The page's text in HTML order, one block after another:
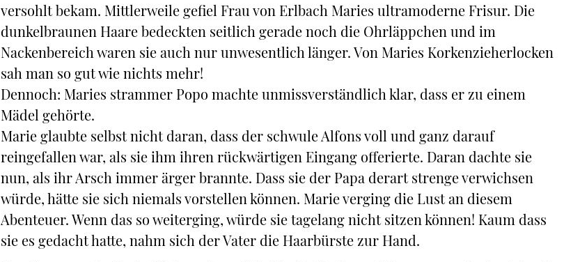
versohlt bekam. Mittlerweile gefiel Frau von Erlbach Maries ultramoderne Frisur. Die
dunkelbraunen Haare bedeckten seitlich gerade noch die Ohrläppchen und im
Nackenbereich waren sie auch nur unwesentlich länger. Von Maries Korkenzieherlocken
sah man so gut wie nichts mehr!
Dennoch: Maries strammer Popo machte unmissverständlich klar, dass er zu einem
Mädel gehörte.
Marie glaubte selbst nicht daran, dass der schwule Alfons voll und ganz darauf
reingefallen war, als sie ihm ihren rückwärtigen Eingang offerierte. Daran dachte sie
nun, als ihr Arsch immer ärger brannte. Dass sie der Papa derart strenge verwichsen
würde, hätte sie sich niemals vorstellen können. Marie verging die Lust an diesem
Abenteuer. Wenn das so weiterging, würde sie tagelang nicht sitzen können! Kaum dass
sie es gedacht hatte, nahm sich der Vater die Haarbürste zur Hand.